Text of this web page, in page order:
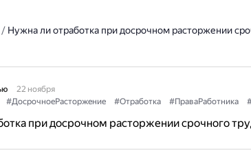
/ Нужна ли отработка при досрочном расторжении
22 ноября
#ДосрочноеРасторжение #Отработка #ПраваРаботника
при досрочном расторжении срочного